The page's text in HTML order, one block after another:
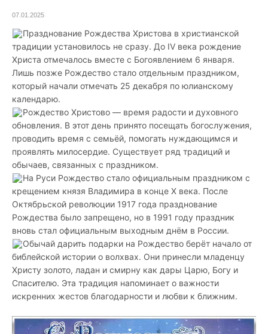
07.01.2025
Празднование Рождества Христова в христианской
традиции установилось не сразу. До IV века рождение
Христа отмечалось вместе с Богоявлением 6 января.
Лишь позже Рождество стало отдельным праздником,
который начали отмечать 25 декабря по юлианскому
календарю.
Рождество Христово — время радости и духовного
обновления. В этот день принято посещать богослужения,
проводить время с семьёй, помогать нуждающимся и
проявлять милосердие. Существует ряд традиций и
обычаев, связанных с праздником.
На Руси Рождество стало официальным праздником с
крещением князя Владимира в конце X века. После
Октябрьской революции 1917 года празднование
Рождества было запрещено, но в 1991 году праздник
вновь стал официальным выходным днём в России.
Обычай дарить подарки на Рождество берёт начало от
библейской истории о волхвах. Они принесли младенцу
Христу золото, ладан и смирну как дары Царю, Богу и
Спасителю. Эта традиция напоминает о важности
искренних жестов благодарности и любви к ближним.